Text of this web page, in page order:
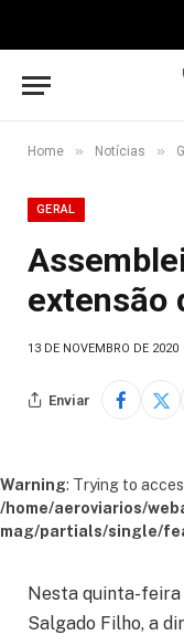
Home » Notícias »
GERAL
extensão
13 DE NOVEMBRO DE 2020
Enviar
Warning: Trying to
/home/aeroviarios/
mag/partials/single/
Nesta quinta-feira
Salgado Filho, a